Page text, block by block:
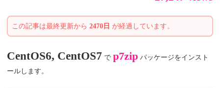
この記事は最終更新から 2470日 が経過しています。
CentOS6, CentOS7 で p7zip パッケージをインスト
ールします。